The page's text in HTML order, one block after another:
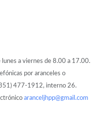
lunes a viernes de 8.00 a 17.00.
por aranceles o
477-1912, interno 26.
aranceljhpp@gmail.com